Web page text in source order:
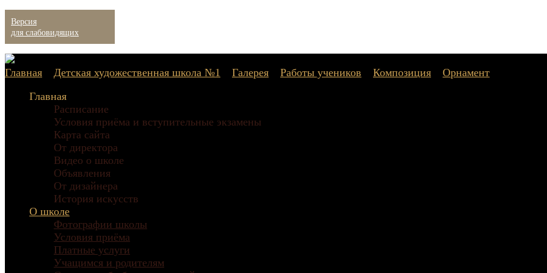
Версия
для слабовидящих
Главная Детская художественная школа №1 Галерея Работы учеников Композиция Орнамент
Главная
Расписание
Условия приёма и вступительные экзамены
Карта сайта
От директора
Видео о школе
Объявления
От дизайнера
История искусств
О школе
Фотографии школы
Условия приёма
Платные услуги
Учащимся и родителям